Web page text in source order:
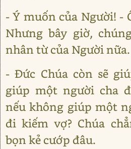
- Ý muốn của Người! -
Nhưng bây giờ,
nhân từ của Người nữa.
- Đức Chúa còn sẽ
giúp một người cha
nếu không giúp một
đi kiếm vợ? Chúa
bọn kẻ cướp đâu.